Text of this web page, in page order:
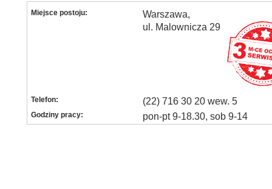
Miejsce postoju:
Warszawa,
ul. Malownicza 29
Telefon: (22) 716 30 20 wew. 5
Godziny pracy: pon-pt 9-18.30, sob 9-14